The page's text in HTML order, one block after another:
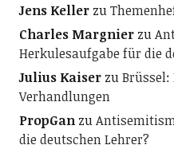
Jens Kellerzu
Charles Margnierzu
Herkulesaufgabe für die
Julius Kaiserzu
Verhandlungen
PropGanzu
die deutschen Lehrer?